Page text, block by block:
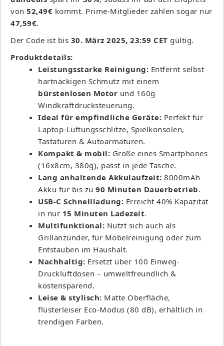
von 52,49€ kommt. Prime-Mitglieder zahlen sogar nur
47,59€.
Der Code ist bis 30. März 2025, 23:59 CET gültig.
Produktdetails:
Leistungsstarke Reinigung: Entfernt selbst
hartnäckigen Schmutz mit einem
bürstenlosen Motor und 160g
Windkraftdrucksteuerung.
Ideal für empfindliche Geräte: Perfekt für
Laptop-Lüftungsschlitze, Spielkonsolen,
Tastaturen & Autoarmaturen.
Kompakt & mobil: Größe eines Smartphones
(16x8cm, 380g), passt in jede Tasche.
Lang anhaltende Akkulaufzeit: 8000mAh
Akku für bis zu 90 Minuten Dauerbetrieb.
USB-C Schnellladung: Erreicht 40% Kapazität
in nur 15 Minuten Ladezeit.
Multifunktional: Nutzt sich auch als
Grillanzünder, für Möbelreinigung oder zum
Entstauben im Haushalt.
Nachhaltig: Ersetzt über 100 Einweg-
Druckluftdosen – umweltfreundlich &
kostensparend.
Leise & stylisch: Matte Oberfläche,
flüsterleiser Eco-Modus (80 dB), erhältlich in
trendigen Farben.